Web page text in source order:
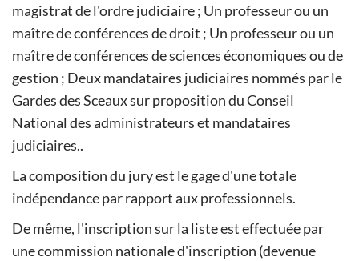
magistrat de l'ordre judiciaire ; Un professeur ou un
maître de conférences de droit ; Un professeur ou un
maître de conférences de sciences économiques ou de
gestion ; Deux mandataires judiciaires nommés par le
Gardes des Sceaux sur proposition du Conseil
National des administrateurs et mandataires
judiciaires..
La composition du jury est le gage d'une totale
indépendance par rapport aux professionnels.
De même, l'inscription sur la liste est effectuée par
une commission nationale d'inscription (devenue